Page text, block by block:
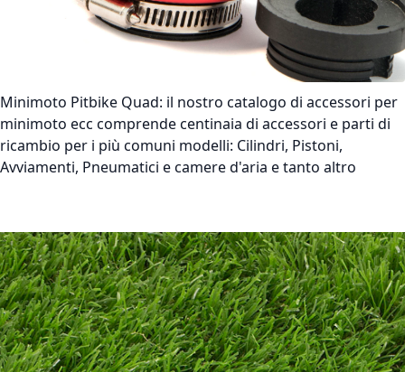
Minimoto Pitbike Quad: il nostro catalogo di accessori per
minimoto ecc comprende centinaia di accessori e parti di
ricambio per i più comuni modelli: Cilindri, Pistoni,
Avviamenti, Pneumatici e camere d'aria e tanto altro